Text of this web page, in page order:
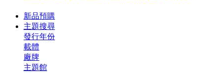
新品預購
主題搜尋
發行年份
載體
廠牌
主題館